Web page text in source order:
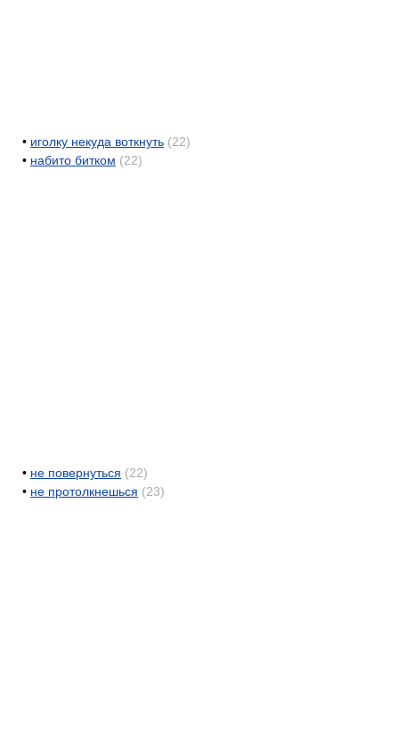
• иголку некуда воткнуть (22)
• набито битком (22)
• не повернуться (22)
• не протолкнешься (23)